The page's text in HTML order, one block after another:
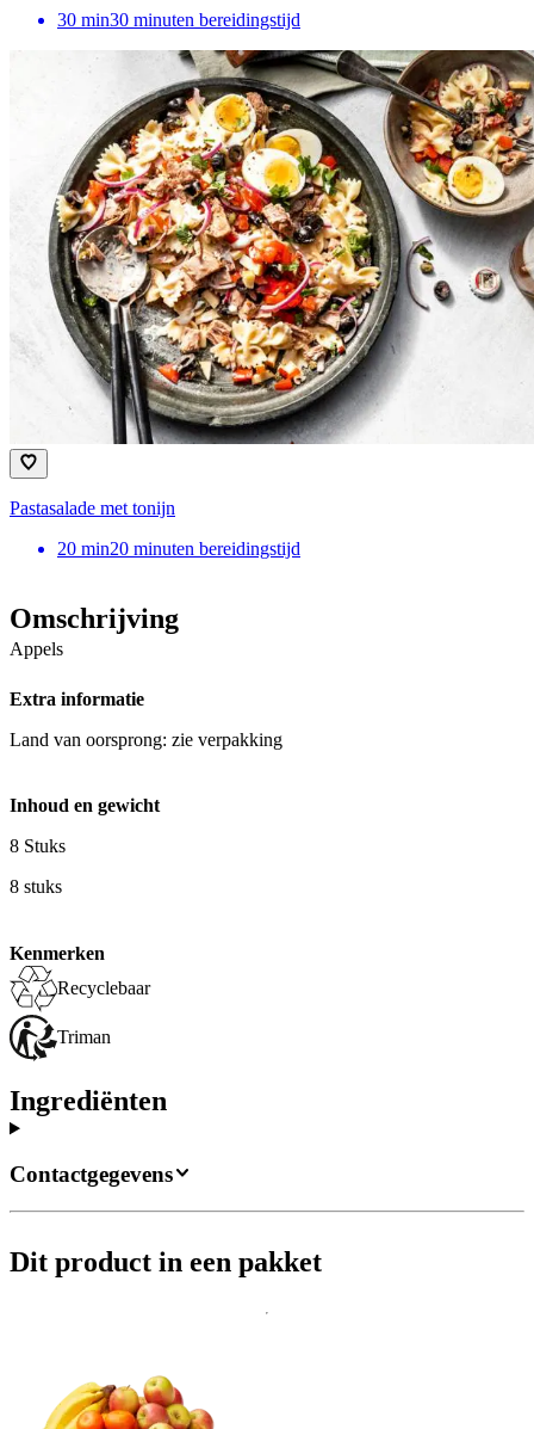
30 min30 minuten bereidingstijd
Pastasalade met tonijn
20 min20 minuten bereidingstijd
Omschrijving
Appels
Extra informatie
Land van oorsprong: zie verpakking
Inhoud en gewicht
8 Stuks
8 stuks
Kenmerken
Recyclebaar
Triman
Ingrediënten
Contactgegevens
Dit product in een pakket